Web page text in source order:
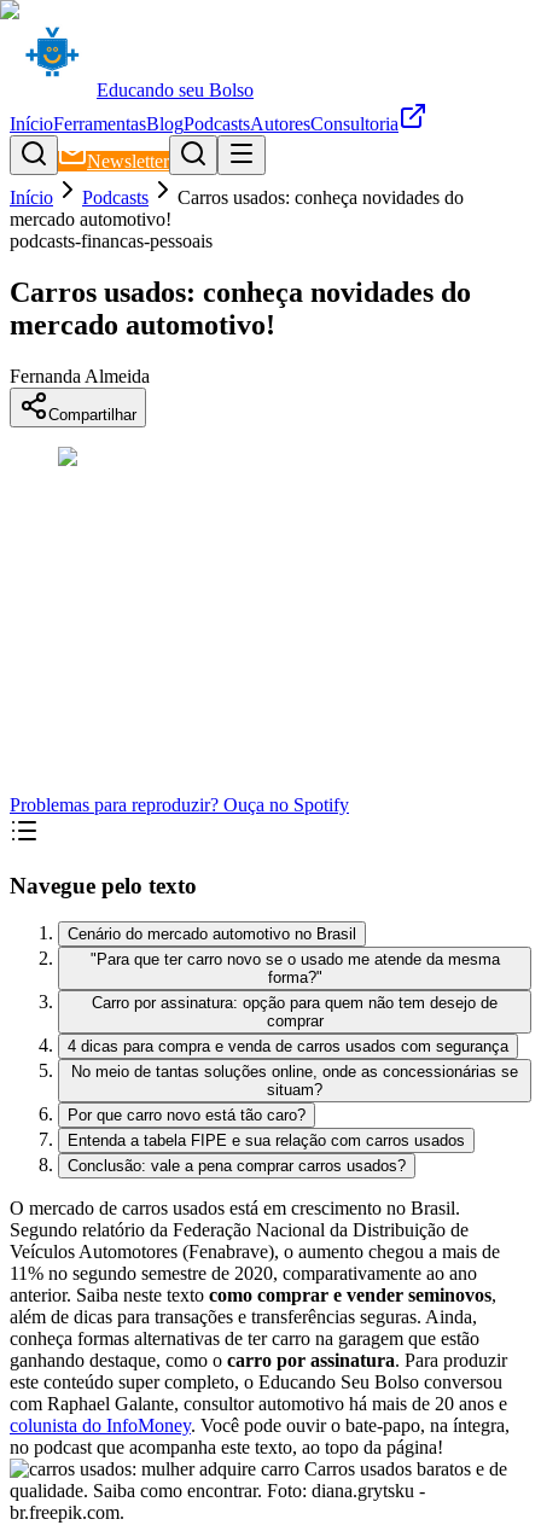
Educando seu Bolso
InícioFerramentasBlogPodcastsAutoresConsultoria
Newsletter
Início
Podcasts
Carros usados: conheça novidades do
mercado automotivo!
podcasts-financas-pessoais
Carros usados: conheça novidades do
mercado automotivo!
Fernanda Almeida
Compartilhar
Problemas para reproduzir? Ouça no Spotify
Navegue pelo texto
Cenário do mercado automotivo no Brasil
"Para que ter carro novo se o usado me atende da mesma
forma?"
Carro por assinatura: opção para quem não tem desejo de
comprar
4 dicas para compra e venda de carros usados com segurança
No meio de tantas soluções online, onde as concessionárias se
situam?
Por que carro novo está tão caro?
Entenda a tabela FIPE e sua relação com carros usados
Conclusão: vale a pena comprar carros usados?
O mercado de carros usados está em crescimento no Brasil.
Segundo relatório da Federação Nacional da Distribuição de
Veículos Automotores (Fenabrave), o aumento chegou a mais de
11% no segundo semestre de 2020, comparativamente ao ano
anterior. Saiba neste texto como comprar e vender seminovos,
além de dicas para transações e transferências seguras. Ainda,
conheça formas alternativas de ter carro na garagem que estão
ganhando destaque, como o carro por assinatura. Para produzir
este conteúdo super completo, o Educando Seu Bolso conversou
com Raphael Galante, consultor automotivo há mais de 20 anos e
colunista do InfoMoney. Você pode ouvir o bate-papo, na íntegra,
no podcast que acompanha este texto, ao topo da página!
Carros usados baratos e de
qualidade. Saiba como encontrar. Foto: diana.grytsku -
br.freepik.com.